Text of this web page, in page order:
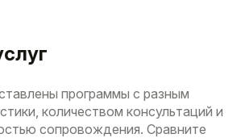
программы с разным
количеством консультаций и
сопровождения. Сравните